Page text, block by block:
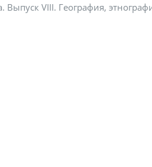
Выпуск VIII. География,